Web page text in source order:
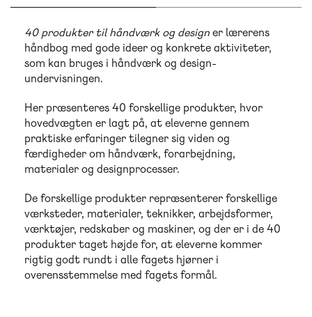
40 produkter til håndværk og designer lærerens
håndbog med gode ideer og konkrete aktiviteter,
som kan bruges i håndværk og design-
undervisningen.
Her præsenteres 40 forskellige produkter, hvor
hovedvægten er lagt på, at eleverne gennem
praktiske erfaringer tilegner sig viden og
færdigheder om håndværk, forarbejdning,
materialer og designprocesser.
De forskellige produkter repræsenterer forskellige
værksteder, materialer, teknikker, arbejdsformer,
værktøjer, redskaber og maskiner, og der er i de 40
produkter taget højde for, at eleverne kommer
rigtig godt rundt i alle fagets hjørner i
overensstemmelse med fagets formål.